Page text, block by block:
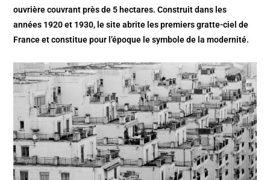
ouvrière couvrant près de 5 hectares. Construit dans les
années 1920 et 1930, le site abrite les premiers gratte-ciel de
France et constitue pour l’époque le symbole de la modernité.